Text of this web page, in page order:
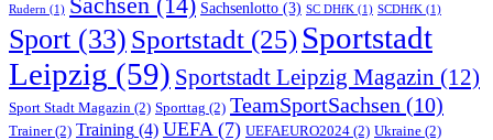
Rudern (1) Sachsenlotto (3) SC DHfK (1) SCDHfK (1)
Sport (33) Sportstadt (25) Sportstadt
Leipzig (59) Sportstadt Leipzig Magazin (12)
Sport Stadt Magazin (2) Sporttag (2) TeamSportSachsen (10)
Trainer(2) Training (4) UEFA (7) UEFAEURO2024 (2) Ukraine (2)